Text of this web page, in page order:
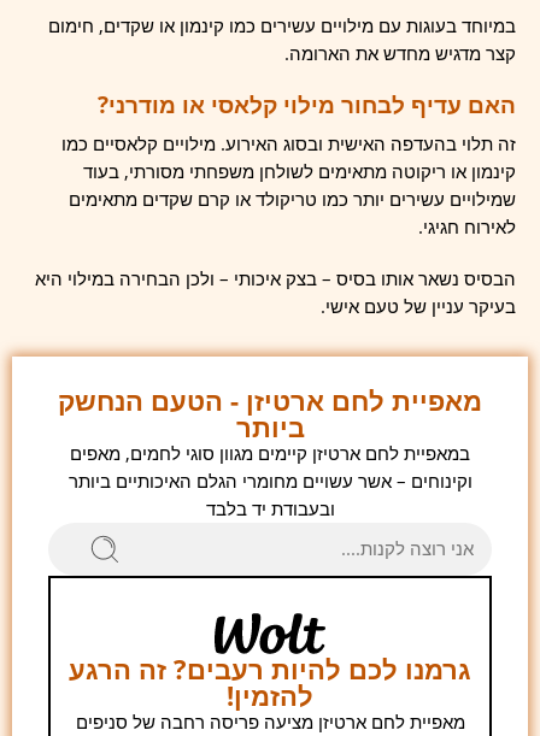
במיוחד בעוגות עם מילויים עשירים כמו קינמון או שקדים, חימום
קצר מדגיש מחדש את הארומה.
האם עדיף לבחור מילוי קלאסי או מודרני?
זה תלוי בהעדפה האישית ובסוג האירוע. מילויים קלאסיים כמו
קינמון או ריקוטה מתאימים לשולחן משפחתי מסורתי, בעוד
שמילויים עשירים יותר כמו טריקולד או קרם שקדים מתאימים
לאירוח חגיגי.
הבסיס נשאר אותו בסיס – בצק איכותי – ולכן הבחירה במילוי היא
בעיקר עניין של טעם אישי.
מאפיית לחם ארטיזן - הטעם הנחשק
ביותר
במאפיית לחם ארטיזן קיימים מגוון סוגי לחמים, מאפים
וקינוחים – אשר עשויים מחומרי הגלם האיכותיים ביותר
ובעבודת יד בלבד
גרמנו לכם להיות רעבים? זה הרגע
להזמין!
מאפיית לחם ארטיזן מציעה פריסה רחבה של סניפים